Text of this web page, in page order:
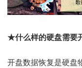
★什么样的硬盘需要
开盘数据恢复是硬盘